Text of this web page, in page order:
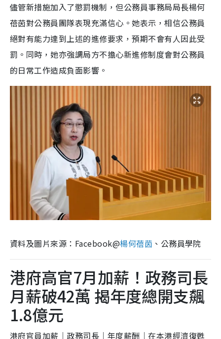
儘管新措施加入了懲罰機制，但公務員事務局局長楊何
蓓茵對公務員團隊表現充滿信心。她表示，相信公務員
絕對有能力達到上述的進修要求，預期不會有人因此受
罰。同時，她亦強調局方不擔心新進修制度會對公務員
的日常工作造成負面影響。
資料及圖片來源：Facebook@楊何蓓茵 、公務員學院
港府高官7月加薪！政務司長
月薪破42萬 揭年度總開支飆
1.8億元
港府官員加薪｜政務司長｜年度薪酬｜在本港經濟復甦